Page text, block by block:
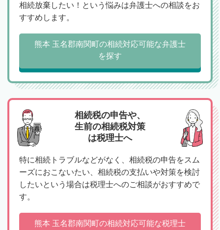
相続放棄したい！という悩みは弁護士への相談をお
すすめします。
熊本 玉名郡南関町の相続対応可能な弁護士
を探す
相続税の申告や、
生前の相続税対策
は税理士へ
特に相続トラブルなどがなく、相続税の申告をスム
ーズにおこないたい、相続税の支払いや対策を検討
したいという場合は税理士へのご相談がおすすめで
す。
熊本 玉名郡南関町の相続対応可能な税理士